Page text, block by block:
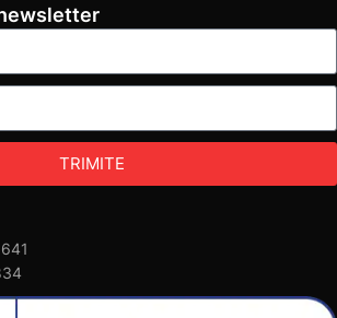
TRIMITE